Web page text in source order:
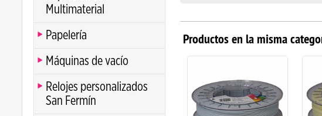
Multimaterial
Papelería
Máquinas de vacío
Relojes personalizados
San Fermín
Productos en la misma